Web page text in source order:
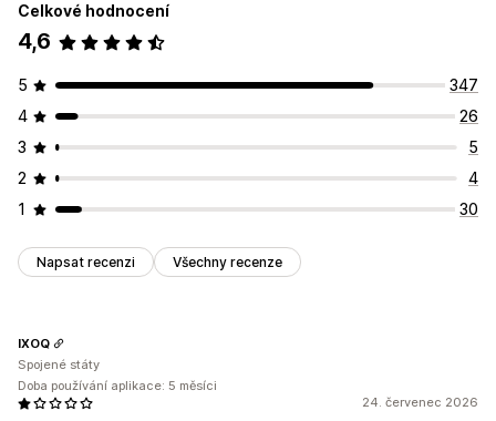
Celkové hodnocení
4,6
5
347
4
26
3
5
2
4
1
30
Napsat recenzi Všechny recenze
24. červenec 2026
IXOQ
Spojené státy
Doba používání aplikace: 5 měsíci